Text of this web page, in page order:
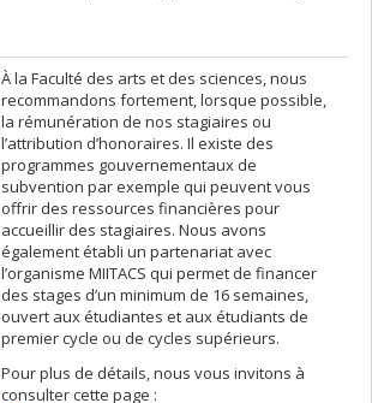
À la Faculté des arts et des sciences, nous
recommandons fortement, lorsque possible,
la rémunération de nos stagiaires ou
l’attribution d’honoraires. Il existe des
programmes gouvernementaux de
subvention par exemple qui peuvent vous
offrir des ressources financières pour
accueillir des stagiaires. Nous avons
également établi un partenariat avec
l’organisme MIITACS qui permet de financer
des stages d’un minimum de 16 semaines,
ouvert aux étudiantes et aux étudiants de
premier cycle ou de cycles supérieurs.
Pour plus de détails, nous vous invitons à
consulter cette page :